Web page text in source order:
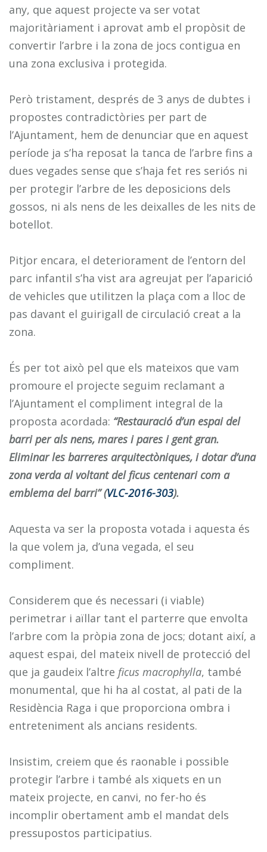
any, que aquest projecte va ser votat
majoritàriament i aprovat amb el propòsit de
convertir l’arbre i la zona de jocs contigua en
una zona exclusiva i protegida.
Però tristament, després de 3 anys de dubtes i
propostes contradictòries per part de
l’Ajuntament, hem de denunciar que en aquest
període ja s’ha reposat la tanca de l’arbre fins a
dues vegades sense que s’haja fet res seriós ni
per protegir l’arbre de les deposicions dels
gossos, ni als nens de les deixalles de les nits de
botellot.
Pitjor encara, el deteriorament de l’entorn del
parc infantil s’ha vist ara agreujat per l’aparició
de vehicles que utilitzen la plaça com a lloc de
pas davant el guirigall de circulació creat a la
zona.
És per tot això pel que els mateixos que vam
promoure el projecte seguim reclamant a
l’Ajuntament el compliment integral de la
proposta acordada: “Restauració d’un espai del
barri per als nens, mares i pares i gent gran.
Eliminar les barreres arquitectòniques, i dotar d’una
zona verda al voltant del ficus centenari com a
emblema del barri” (VLC-2016-303).
Aquesta va ser la proposta votada i aquesta és
la que volem ja, d’una vegada, el seu
compliment.
Considerem que és necessari (i viable)
perimetrar i aïllar tant el parterre que envolta
l’arbre com la pròpia zona de jocs; dotant així, a
aquest espai, del mateix nivell de protecció del
que ja gaudeix l’altre ficus macrophylla, també
monumental, que hi ha al costat, al pati de la
Residència Raga i que proporciona ombra i
entreteniment als ancians residents.
Insistim, creiem que és raonable i possible
protegir l’arbre i també als xiquets en un
mateix projecte, en canvi, no fer-ho és
incomplir obertament amb el mandat dels
pressupostos participatius.